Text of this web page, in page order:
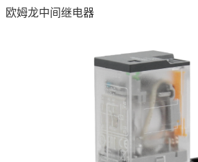
欧姆龙中间继电器